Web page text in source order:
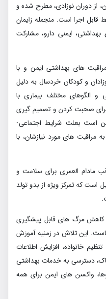
از دوران نوزادي، مطرح شده و
اجرا است. منجمله زايمان
بهداشتي، ايمني دارو، مشاركت
هاي بهداشتي ايمن و با
و كودكان خردسال به دليل
و الگوهاي مختلف بيماري با
صحبت كردن و تصميم گيري
است بعلت شرايط اجتماعي-
مراقبت هاي مورد نيازشان، با
مادام العمري براي سلامت و
كه تمركز ويژه از بدو تولد
مرگ هاي قابل پيشگيري
اين تلاش در زمنيه آموزش
خانواده، افزايش اطلاعات
دسترسي به خدمات بهداشتي
واكسن هاي ايمن براي همه